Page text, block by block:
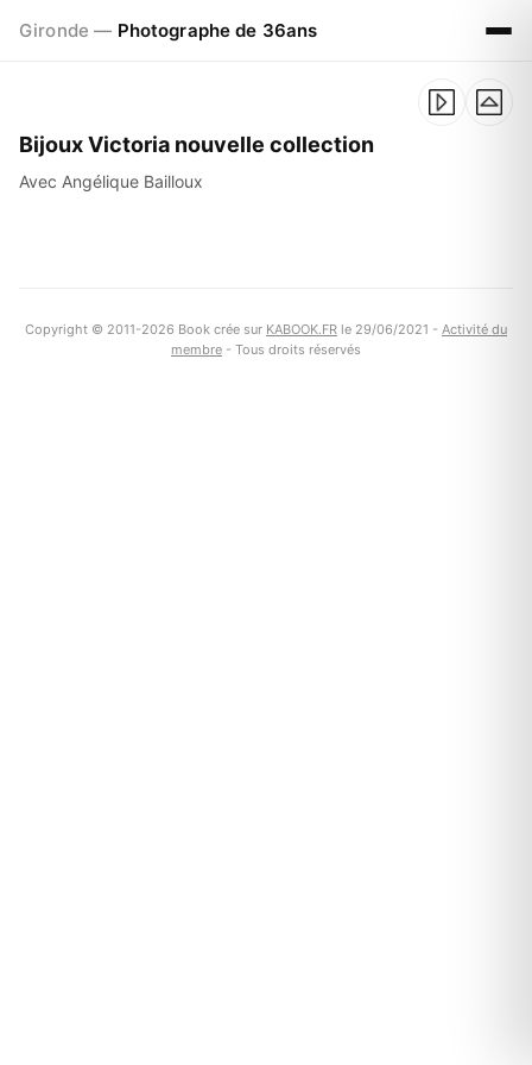
Gironde — Photographe de 36ans
Bijoux Victoria nouvelle collection
Avec Angélique Bailloux
Copyright © 2011-2026 Book crée sur KABOOK.FR le 29/06/2021 - Activité du
membre - Tous droits réservés